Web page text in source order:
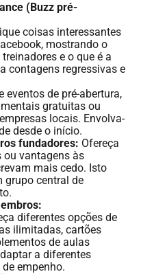
(Buzz pré-
coisas interessantes
mostrando o
e o que é a
contagens regressivas e
eventos de pré-abertura,
gratuitas ou
locais. Envolva-
desde o início.
fundadores: Ofereça
ou vantagens às
mais cedo. Isto
grupo central de
diferentes opções de
ilimitadas, cartões
de aulas
a diferentes
empenho.